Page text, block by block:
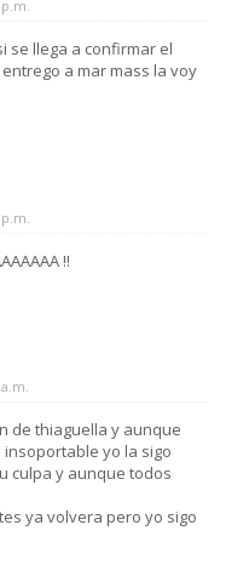
se llega a confirmar el
a mar mass la voy
!!
de thiaguella y aunque
yo la sigo
culpa y aunque todos
ya volvera pero yo sigo